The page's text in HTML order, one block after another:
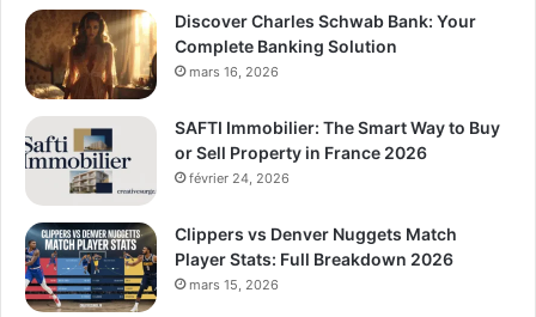
Discover Charles Schwab Bank: Your
Complete Banking Solution
mars 16, 2026
SAFTI Immobilier: The Smart Way to Buy
or Sell Property in France 2026
février 24, 2026
Clippers vs Denver Nuggets Match
Player Stats: Full Breakdown 2026
mars 15, 2026